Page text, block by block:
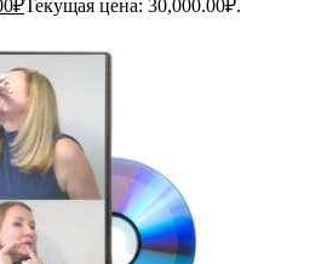
₽Текущая цена: 30,000.00₽.